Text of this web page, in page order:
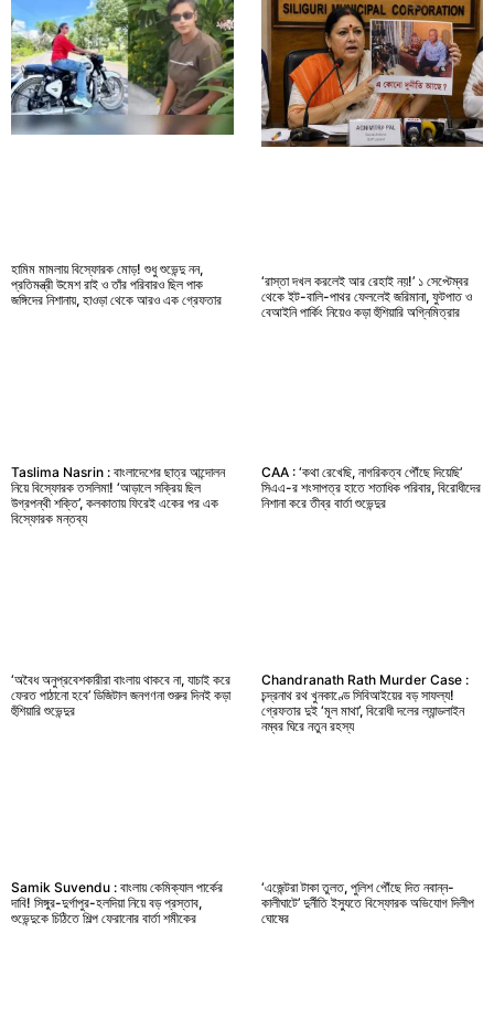
হামিম মামলায় বিস্ফোরক মোড়! শুধু শুভেন্দু নন,
প্রতিমন্ত্রী উমেশ রাই ও তাঁর পরিবারও ছিল পাক
জঙ্গিদের নিশানায়, হাওড়া থেকে আরও এক গ্রেফতার
‘রাস্তা দখল করলেই আর রেহাই নয়!’ ১ সেপ্টেম্বর
থেকে ইট-বালি-পাথর ফেললেই জরিমানা, ফুটপাত ও
বেআইনি পার্কিং নিয়েও কড়া হুঁশিয়ারি অগ্নিমিত্রার
Taslima Nasrin : বাংলাদেশের ছাত্র আন্দোলন
নিয়ে বিস্ফোরক তসলিমা! ‘আড়ালে সক্রিয় ছিল
উগ্রপন্থী শক্তি’, কলকাতায় ফিরেই একের পর এক
বিস্ফোরক মন্তব্য
CAA : ‘কথা রেখেছি, নাগরিকত্ব পৌঁছে দিয়েছি’
সিএএ-র শংসাপত্র হাতে শতাধিক পরিবার, বিরোধীদের
নিশানা করে তীব্র বার্তা শুভেন্দুর
‘অবৈধ অনুপ্রবেশকারীরা বাংলায় থাকবে না, যাচাই করে
ফেরত পাঠানো হবে’ ডিজিটাল জনগণনা শুরুর দিনই কড়া
হুঁশিয়ারি শুভেন্দুর
Chandranath Rath Murder Case :
চন্দ্রনাথ রথ খুনকাণ্ডে সিবিআইয়ের বড় সাফল্য!
গ্রেফতার দুই ‘মূল মাথা’, বিরোধী দলের ল্যান্ডলাইন
নম্বর ঘিরে নতুন রহস্য
Samik Suvendu : বাংলায় কেমিক্যাল পার্কের
দাবি! সিঙ্গুর-দুর্গাপুর-হলদিয়া নিয়ে বড় প্রস্তাব,
শুভেন্দুকে চিঠিতে শিল্প ফেরানোর বার্তা শমীকের
‘এজেন্টরা টাকা তুলত, পুলিশ পৌঁছে দিত নবান্ন-
কালীঘাটে’ দুর্নীতি ইস্যুতে বিস্ফোরক অভিযোগ দিলীপ
ঘোষের